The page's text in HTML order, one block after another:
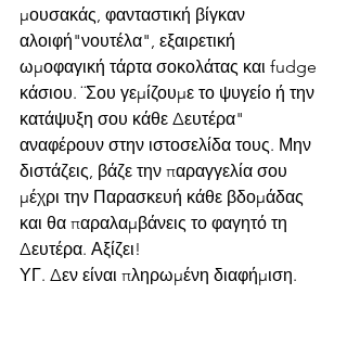
μουσακάς, φανταστική βίγκαν
αλοιφή"νουτέλα", εξαιρετική
ωμοφαγική τάρτα σοκολάτας και fudge
κάσιου. ¨Σου γεμίζουμε το ψυγείο ή την
κατάψυξη σου κάθε Δευτέρα"
αναφέρουν στην ιστοσελίδα τους. Μην
διστάζεις, βάζε την παραγγελία σου
μέχρι την Παρασκευή κάθε βδομάδας
και θα παραλαμβάνεις το φαγητό τη
Δευτέρα. Αξίζει!
ΥΓ. Δεν είναι πληρωμένη διαφήμιση.